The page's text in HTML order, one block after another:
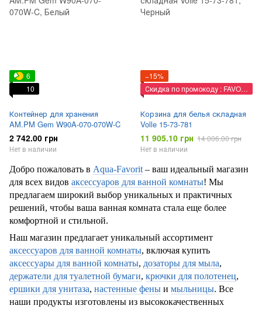
6
10
Контейнер для хранения
AM.PM Gem W90A-070-070W-C
2 742.00 грн
Нет в наличии
−15%
Скидка по промокоду : FAVORIT
Корзина для белья складная
Volle 15-73-781
11 905.10 грн 14 006.00 грн
Нет в наличии
Добро пожаловать в Aqua-Favorit – ваш идеальный магазин
для всех видов аксессуаров для ванной комнаты! Мы
предлагаем широкий выбор уникальных и практичных
решений, чтобы ваша ванная комната стала еще более
комфортной и стильной.
Наш магазин предлагает уникальный ассортимент
аксессуаров для ванной комнаты, включая купить
аксессуары для ванной комнаты, дозаторы для мыла,
держатели для туалетной бумаги, крючки для полотенец,
ершики для унитаза, настенные фены и мыльницы. Все
наши продукты изготовлены из высококачественных